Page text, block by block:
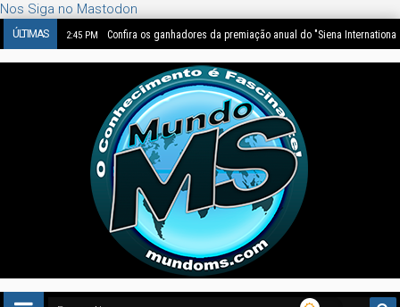
Nos Siga no Mastodon
ÚLTIMAS 2:45 PM Confira os ganhadores da premiação anual do "Siena